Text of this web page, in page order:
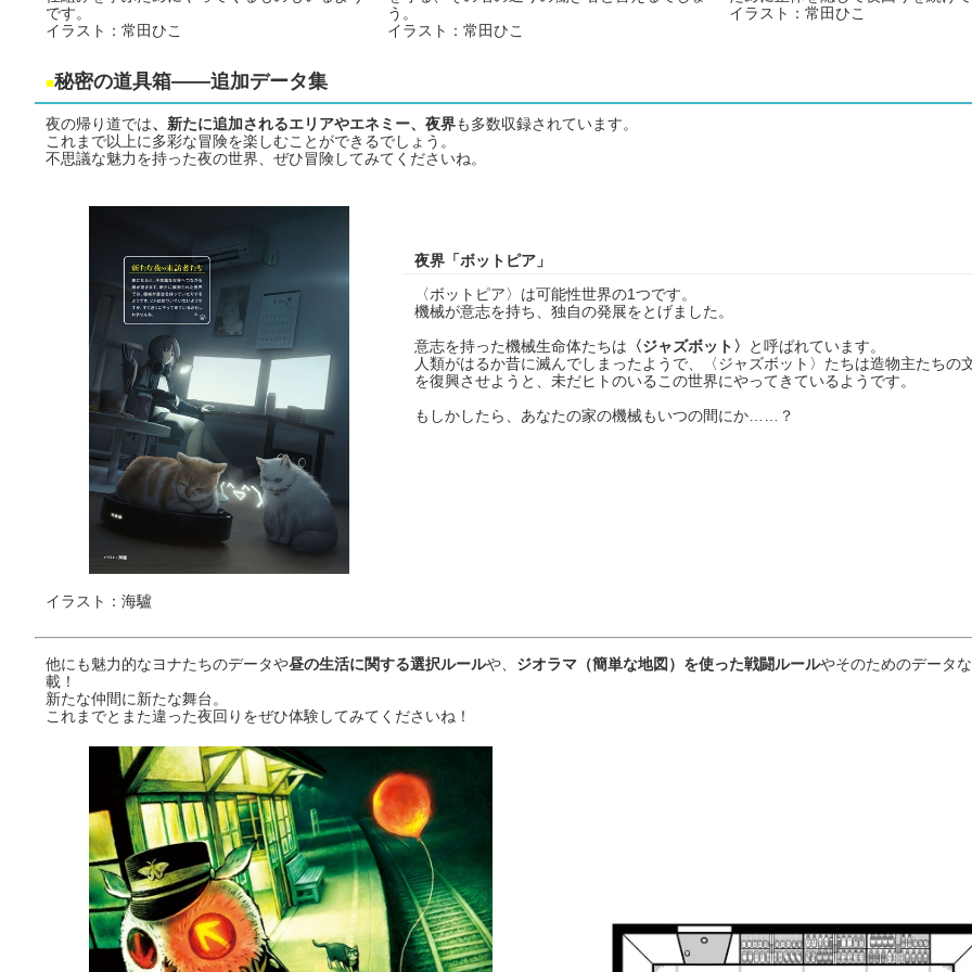
です。
イラスト：常田ひこ
う。
イラスト：常田ひこ
イラスト：常田ひこ
■秘密の道具箱――追加データ集
夜の帰り道では、新たに追加されるエリアやエネミー、夜界も多数収録されています。
これまで以上に多彩な冒険を楽しむことができるでしょう。
不思議な魅力を持った夜の世界、ぜひ冒険してみてくださいね。
イラスト：海驢
夜界「ボットピア」
〈ボットピア〉は可能性世界の1つです。
機械が意志を持ち、独自の発展をとげました。
意志を持った機械生命体たちは 〈ジャズボット〉
と呼ばれています。
人類がはるか昔に滅んでしまったようで、〈ジャズボット〉たちは造物主たちの
を復興させようと、未だヒトのいるこの世界にやってきているようです。
もしかしたら、あなたの家の機械もいつの間にか……？
他にも魅力的なヨナたちのデータや昼の生活に関する選択ルールや、 ジオラマ（簡単な地図）を使った戦闘ルールやそのためのデータ
載！
新たな仲間に新たな舞台。
これまでとまた違った夜回りをぜひ体験してみてくださいね！